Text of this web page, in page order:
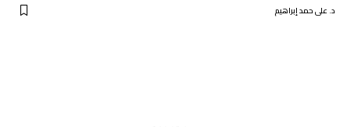
د. على حمد إبراهيم